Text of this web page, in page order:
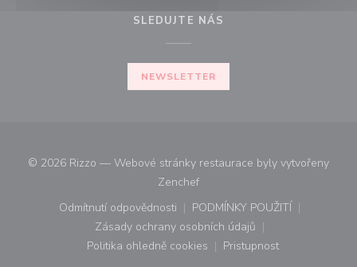
SLEDUJTE NÁS
NEWSLETTER
© 2026 Rizzo — Webové stránky restaurace byly vytvořeny
Zenchef((otevře se v novém okně))
Odmítnutí odpovědnosti
((otevře se v novém okně))
PODMÍNKY POUŽITÍ
((otevře se v novém
Zásady ochrany osobních údajů
((otevře se v novém okně))
Politika ohledně cookies
((otevře se v novém okně))
Pristupnost
((otevře se v novém